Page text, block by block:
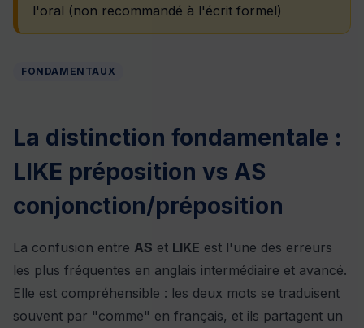
l'oral (non recommandé à l'écrit formel)
FONDAMENTAUX
La distinction fondamentale :
LIKE préposition vs AS
conjonction/préposition
La confusion entre AS et LIKE est l'une des erreurs
les plus fréquentes en anglais intermédiaire et avancé.
Elle est compréhensible : les deux mots se traduisent
souvent par "comme" en français, et ils partagent un